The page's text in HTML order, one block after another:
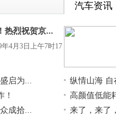
热烈祝贺京...
4月3日上午7时17
启为...
！
成拾...
汽车资讯
纵情山海 自
高颜值低能
来了，来了